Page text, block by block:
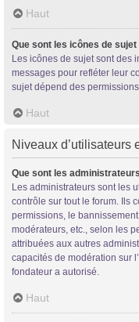
Haut
Que sont les icônes de sujet
Les icônes de sujet sont des
messages pour refléter leur
sujet dépend des
Haut
Niveaux d’utilisateurs
Que sont les
Les administrateurs sont les
contrôle sur tout le forum. Ils
permissions, le
modérateurs, etc., selon les
attribuées aux autres
capacités de modération sur
fondateur a autorisé.
Haut